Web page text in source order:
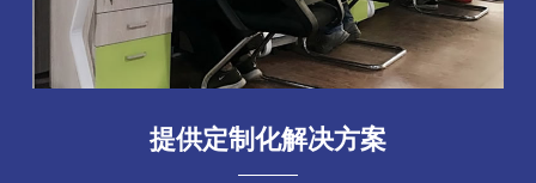
提供定制化解决方案